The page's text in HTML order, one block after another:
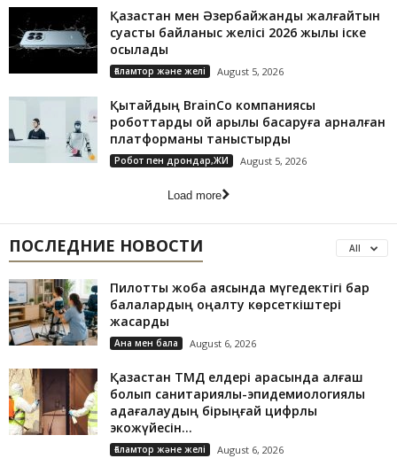
Қазақстан мен Әзербайжанды жалғайтын
суасты байланыс желісі 2026 жылы іске
қосылады
Ғаламтор және желі August 5, 2026
Қытайдың BrainCo компаниясы
роботтарды ой арқылы басқаруға арналған
платформаны таныстырды
Робот пен дрондар,ЖИ August 5, 2026
Load more
ПОСЛЕДНИЕ НОВОСТИ All
Пилоттық жоба аясында мүгедектігі бар
балалардың оңалту көрсеткіштері
жақсарды
Ана мен бала August 6, 2026
Қазақстан ТМД елдері арасында алғаш
болып санитариялық-эпидемиологиялық
қадағалаудың бірыңғай цифрлық
экожүйесін...
Ғаламтор және желі August 6, 2026